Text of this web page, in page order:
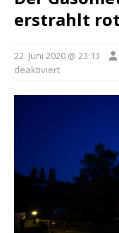
erstrahlt rot
22. Juni 2020 @ 23:13
deaktiviert